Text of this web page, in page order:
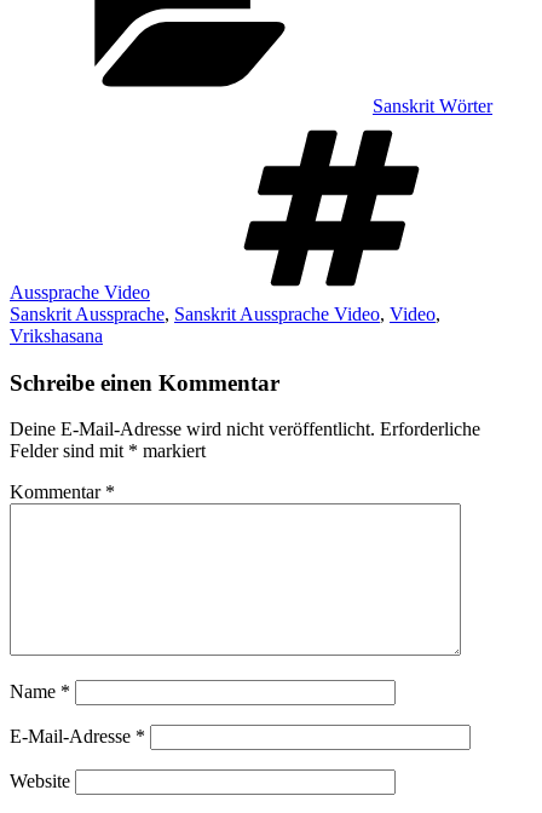
Sanskrit Wörter
Aussprache Video
Sanskrit Aussprache, Sanskrit Aussprache Video, Video,
Vrikshasana
Schreibe einen Kommentar
Deine E-Mail-Adresse wird nicht veröffentlicht. Erforderliche
Felder sind mit * markiert
Kommentar *
Name *
E-Mail-Adresse *
Website